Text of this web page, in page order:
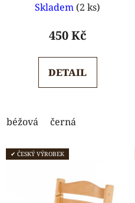
Skladem (2 ks)
450 Kč
DETAIL
béžová černá
✔ ČESKÝ VÝROBEK